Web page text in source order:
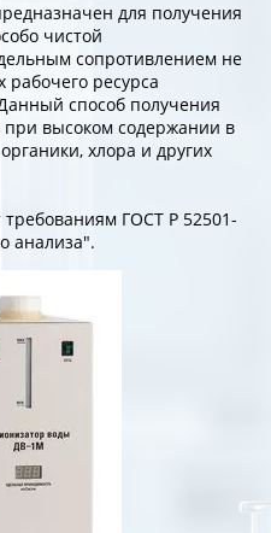
для получения
чистой
сопротивлением не
ресурса
способ получения
при высоком содержании в
хлора и других
требованиям ГОСТ Р 52501-
анализа".